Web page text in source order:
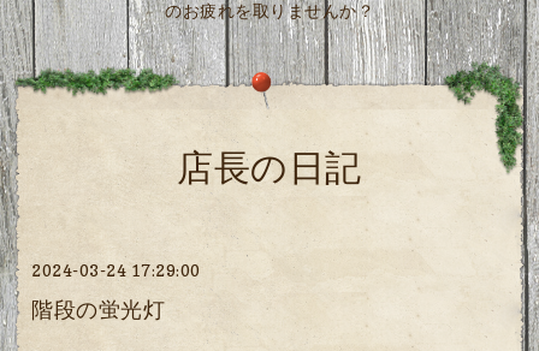
のお疲れを取りませんか？
店長の日記
2024-03-24 17:29:00
階段の蛍光灯